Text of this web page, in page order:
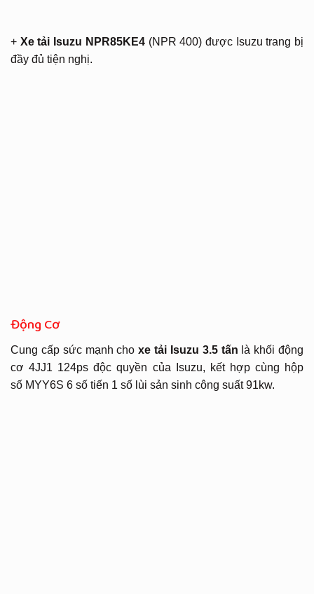
+ Xe tải Isuzu NPR85KE4(NPR 400) được Isuzu trang bị
đầy đủ tiện nghị.
Động Cơ
Cung cấp sức mạnh choxe tải Isuzu 3.5 tấn là khối động
cơ 4JJ1 124ps độc quyền của Isuzu, kết hợp cùng hộp
số MYY6S 6 số tiến 1 số lùi sản sinh công suất 91kw.